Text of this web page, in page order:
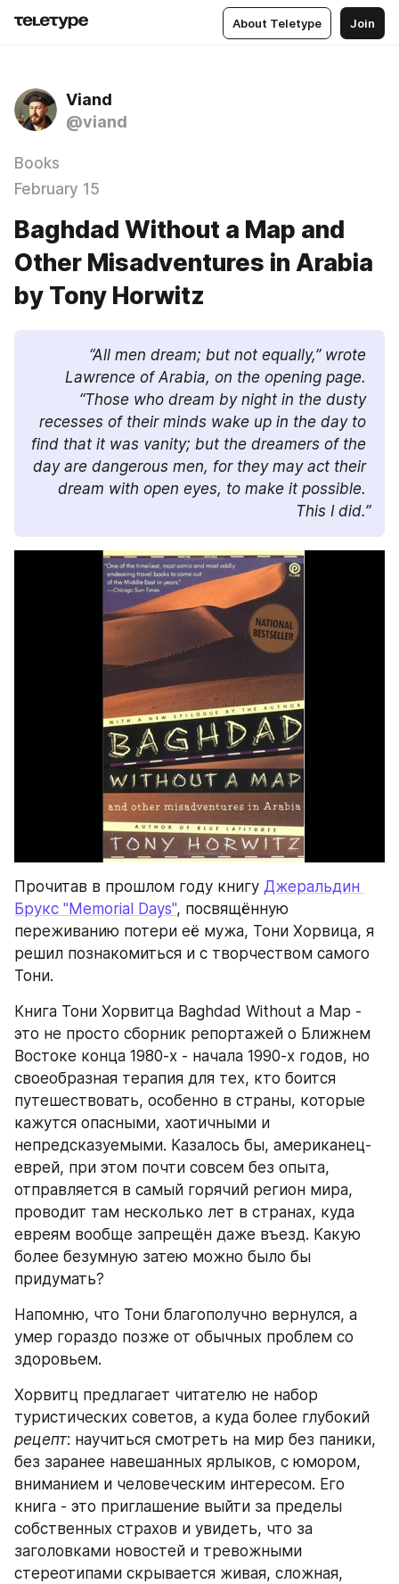
About Teletype Join
Viand
@viand
Books
February 15
Baghdad Without a Map and
Other Misadventures in Arabia
by Tony Horwitz
“All men dream; but not equally,” wrote
Lawrence of Arabia, on the opening page.
“Those who dream by night in the dusty
recesses of their minds wake up in the day to
find that it was vanity; but the dreamers of the
day are dangerous men, for they may act their
dream with open eyes, to make it possible.
This I did.”
Прочитав в прошлом году книгу Джеральдин
Брукс "Memorial Days", посвящённую
переживанию потери её мужа, Тони Хорвица, я
решил познакомиться и с творчеством самого
Тони.
Книга Тони Хорвитца Baghdad Without a Map -
это не просто сборник репортажей о Ближнем
Востоке конца 1980‑х - начала 1990‑х годов, но
своеобразная терапия для тех, кто боится
путешествовать, особенно в страны, которые
кажутся опасными, хаотичными и
непредсказуемыми. Казалось бы, американец-
еврей, при этом почти совсем без опыта,
отправляется в самый горячий регион мира,
проводит там несколько лет в странах, куда
евреям вообще запрещён даже въезд. Какую
более безумную затею можно было бы
придумать?
Напомню, что Тони благополучно вернулся, а
умер гораздо позже от обычных проблем со
здоровьем.
Хорвитц предлагает читателю не набор
рецепт: научиться смотреть на мир без паники,
без заранее навешанных ярлыков, с юмором,
вниманием и человеческим интересом. Его
книга - это приглашение выйти за пределы
собственных страхов и увидеть, что за
заголовками новостей и тревожными
стереотипами скрывается живая, сложная,